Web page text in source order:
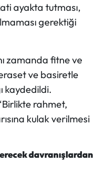
ayakta tutması,
gerektiği
zamanda fitne ve
ve basiretle
kaydedildi.
rahmet,
kulak verilmesi
davranışlardan